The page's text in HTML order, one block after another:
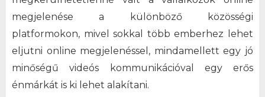
megjelenése a különböző közösségi
platformokon, mivel sokkal több emberhez lehet
eljutni online megjelenéssel, mindamellett egy jó
minőségű videós kommunikációval egy erős
énmárkát is ki lehet alakítani.